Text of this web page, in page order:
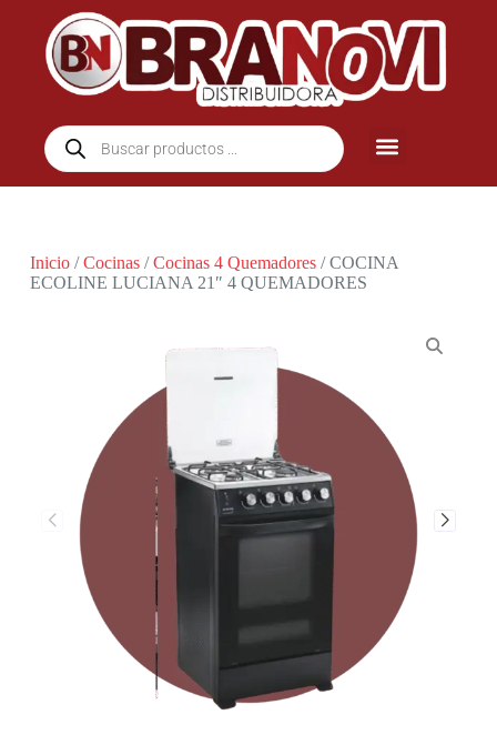
Inicio/Cocinas/Cocinas 4 Quemadores/ COCINA
ECOLINE LUCIANA 21″ 4 QUEMADORES